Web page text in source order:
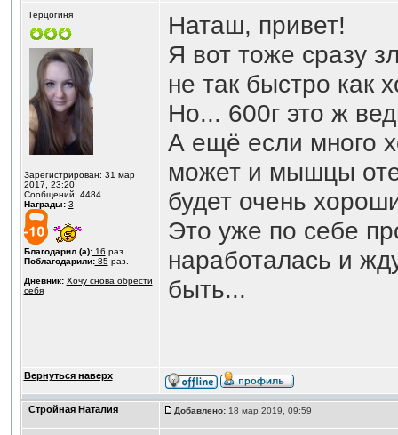
Герцогиня
Зарегистрирован: 31 мар
2017, 23:20
Сообщений: 4484
Награды: 3
Благодарил (а):16 раз.
Поблагодарили:85раз.
Дневник: Хочу снова обрести
себя
Наташ, привет!
Я вот тоже сразу
не так быстро как
Но... 600г это ж
А ещё если много
может и мышцы
будет очень
Это уже по себе
наработалась и
быть...
Вернуться наверх
Стройная Наталия Добавлено:18 мар 2019, 09:59